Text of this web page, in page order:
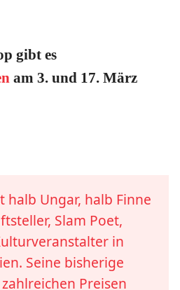
gibt es
am 3. und 17. März
halb Ungar, halb Finne
Slam Poet,
in
Seine bisherige
Preisen